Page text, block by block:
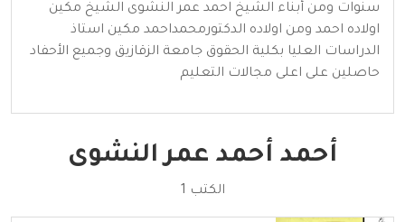
سنوات ومن أبناء الشيخ احمد عمر النشوى الشيخ مكين
اولاده احمد ومن اولاده الدكتورمحمداحمد مكين استاذ
الدراسات العليا بكلية الحقوق جامعة الزقازيق وجميع الأحفاد
حاصلين على اعلى مجالات التعليم
أحمد أحمد عمر النشوى
الكتب 1